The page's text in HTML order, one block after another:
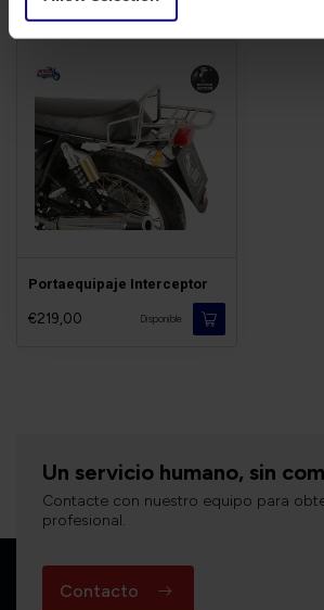
Portaequipaje Interceptor
€219,00 Disponible
Un servicio humano, sin
Contacte con nuestro equipo para
profesional.
Contacto